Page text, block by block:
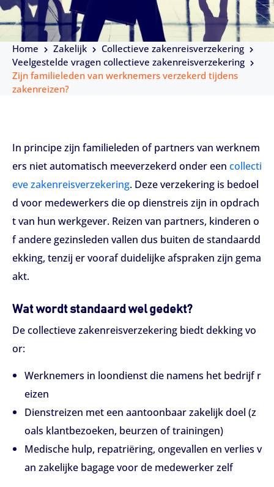
Home Zakelijk
Collectieve zakenreisverzekering
Veelgestelde vragen collectieve zakenreisverzekering
Zijn familieleden van werknemers verzekerd tijdens
zakenreizen?
In principe zijn familieleden of partners van werknem
ers niet automatisch meeverzekerd onder een collecti
eve zakenreisverzekering. Deze verzekering is bedoel
d voor medewerkers die op dienstreis zijn in opdrach
t van hun werkgever. Reizen van partners, kinderen o
f andere gezinsleden vallen dus buiten de standaardd
ekking, tenzij er vooraf duidelijke afspraken zijn gema
akt.
Wat wordt standaard wel gedekt?
De collectieve zakenreisverzekering biedt dekking vo
or:
Werknemers in loondienst die namens het bedrijf r
eizen
Dienstreizen met een aantoonbaar zakelijk doel (z
oals klantbezoeken, beurzen of trainingen)
Medische hulp, repatriëring, ongevallen en verlies v
an zakelijke bagage voor de medewerker zelf